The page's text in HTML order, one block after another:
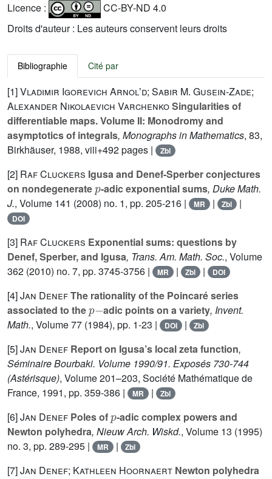
Licence :
CC-BY-ND 4.0
Droits d'auteur : Les auteurs conservent leurs droits
Bibliographie Cité par
[1]Vladimir Igorevich Arnolʼd; Sabir M. Gusein-Zade;
Alexander Nikolaevich VarchenkoSingularities of
differentiable maps. Volume II: Monodromy and
asymptotics of integrals, Monographs in Mathematics, 83,
Birkhäuser, 1988, viii+492 pages |
Zbl
[2] Raf Cluckers Igusa and Denef-Sperber conjectures
on nondegenerate
p
-adic exponential sums, Duke Math.
J., Volume 141 (2008) no. 1, pp. 205-216 | MR | Zbl |
DOI
[3] Raf Cluckers Exponential sums: questions by
Denef, Sperber, and Igusa, Trans. Am. Math. Soc., Volume
362 (2010) no. 7, pp. 3745-3756 | MR | Zbl | DOI
[4]Jan DenefThe rationality of the Poincaré series
associated to the
p-
adic points on a variety, Invent.
Math., Volume 77 (1984), pp. 1-23 | DOI | Zbl
[5]Jan Denef Report on Igusa’s local zeta function,
Séminaire Bourbaki. Volume 1990/91. Exposés 730-744
(Astérisque), Volume 201–203, Société Mathématique de
France, 1991, pp. 359-386 |
MR | Zbl
[6]Jan Denef Poles of -adic complex powers and
Newton polyhedra, Nieuw Arch. Wiskd., Volume 13 (1995)
no. 3, pp. 289-295 |
MR | Zbl
[7]Jan Denef; Kathleen Hoornaert Newton polyhedra